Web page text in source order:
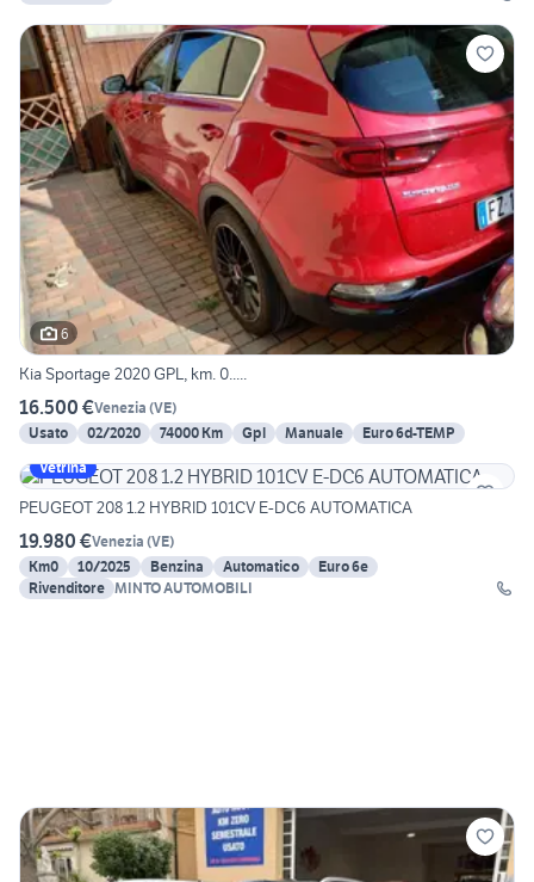
6
Kia Sportage 2020 GPL, km. 0.....
16.500 €Venezia (VE)
Usato
02/2020 74000 Km Gpl Manuale
Euro 6d-TEMP
Vetrina
PEUGEOT 208 1.2 HYBRID 101CV E-DC6 AUTOMATICA
19.980 €Venezia (VE)
Km0
10/2025 Benzina Automatico
Euro 6e
Rivenditore MINTO AUTOMOBILI